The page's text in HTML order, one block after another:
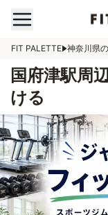
FIT PALETTE 神奈川県
国府津駅周
ける